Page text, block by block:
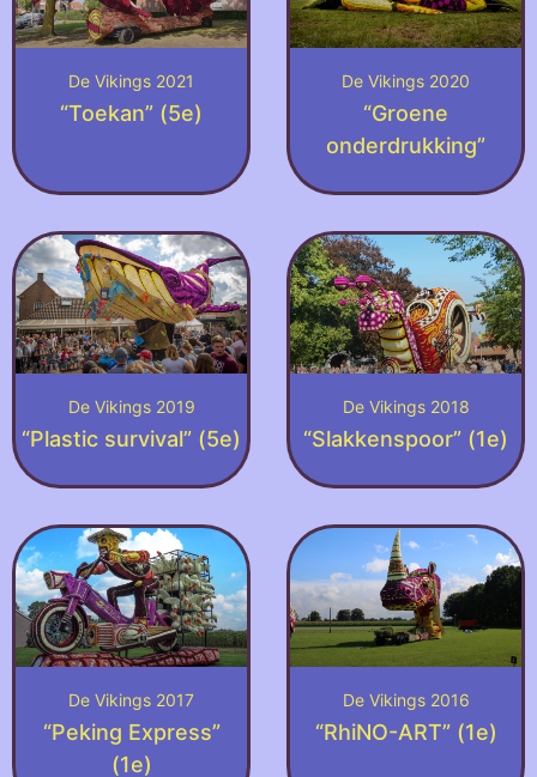
De Vikings 2021
“Toekan” (5e)
De Vikings 2020
“Groene
onderdrukking”
De Vikings 2019
“Plastic survival” (5e)
De Vikings 2018
“Slakkenspoor” (1e)
De Vikings 2017
“Peking Express”
(1e)
De Vikings 2016
“RhiNO-ART” (1e)